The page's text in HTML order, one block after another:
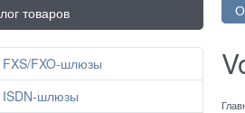
товаров
FXS/FXO-шлюзы
ISDN-шлюзы